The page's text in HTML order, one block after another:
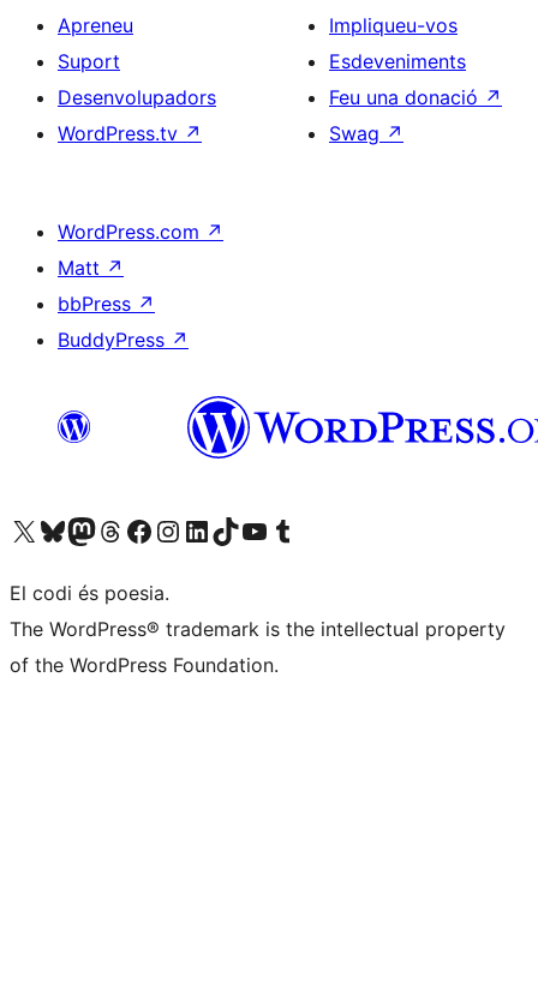
Apreneu
Suport
Desenvolupadors
WordPress.tv ↗
Impliqueu-vos
Esdeveniments
Feu una donació ↗
Swag ↗
WordPress.com ↗
Matt ↗
bbPress ↗
BuddyPress ↗
Visiteu el nostre compte X (abans Twitter)
Visiteu el nostre compte de Bluesky
Visiteu el nostre compte al Mastodon
Visiteu el nostre compte de Threads
Visiteu la nostra pàgina al Facebook
Visiteu el nostre compte d'Instagram
Visiteu el nostre compte de LinkedIn
Visiteu el nostre compte de TikTok
Visiteu el nostre canal al YouTube
Visiteu el nostre compte de Tumblr
El codi és poesia.
The WordPress® trademark is the intellectual property
of the WordPress Foundation.